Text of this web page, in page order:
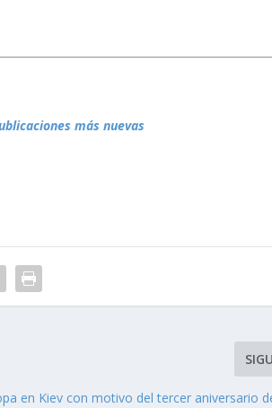
más nuevas
en Kiev con motivo del tercer aniversario